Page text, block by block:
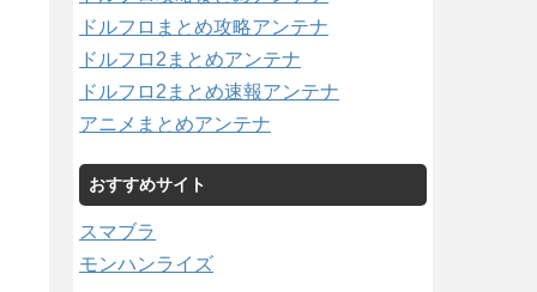
ドルフロまとめ攻略アンテナ
ドルフロ2まとめアンテナ
ドルフロ2まとめ速報アンテナ
アニメまとめアンテナ
おすすめサイト
スマブラ
モンハンライズ